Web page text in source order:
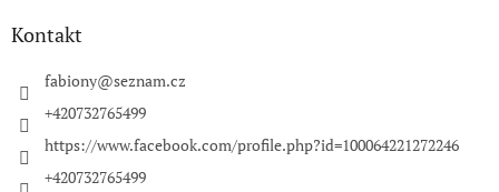
Kontakt
fabiony@seznam.cz
+420732765499
https://www.facebook.com/profile.php?id=100064221272246
+420732765499